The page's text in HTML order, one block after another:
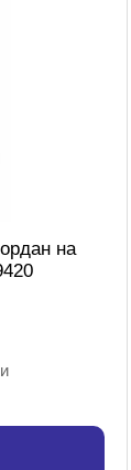
на